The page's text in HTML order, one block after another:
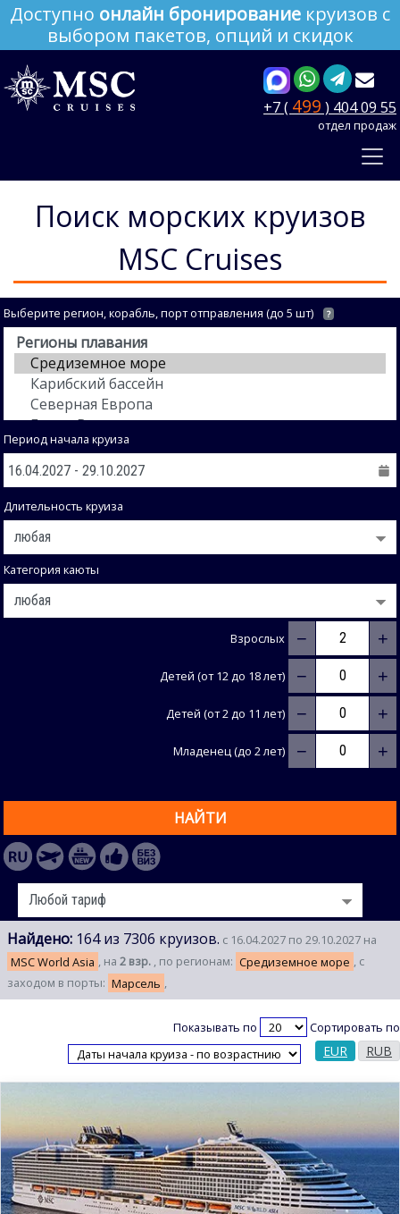
Доступно онлайн бронирование круизов с
выбором пакетов, опций и скидок
+7 ( 499 ) 404 09 55
отдел продаж
Поиск морских круизов
MSC Cruises
Выберите регион, корабль, порт отправления (до 5 шт) ?
Период начала круиза
Длительность круиза
Категория каюты
Взрослых − +
Детей (от 12 до 18 лет) − +
Детей (от 2 до 11 лет) − +
Младенец (до 2 лет) − +
НАЙТИ
Найдено: 164 из 7306 круизов. с 16.04.2027 по 29.10.2027 на
MSC World Asia , на 2 взр. , по регионам: Средиземное море , с
заходом в порты: Марсель ,
Показывать по Сортировать по
EUR RUB